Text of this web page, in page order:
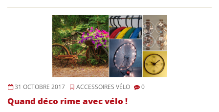
31 OCTOBRE 2017 ACCESSOIRES VÉLO 0
Quand déco rime avec vélo !